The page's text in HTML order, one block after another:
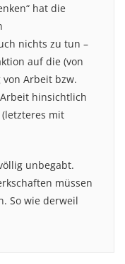
hat die
nichts zu tun –
auf die (von
Arbeit bzw.
hinsichtlich
mit
unbegabt.
müssen
So wie derweil